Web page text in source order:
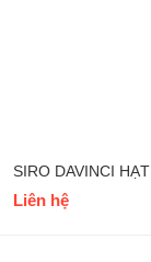
SIRO DAVINCI
Liên hệ